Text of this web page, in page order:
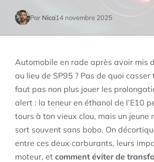
Par Nico14 novembre 2025
Automobile en rade après avoir mis
au lieu de SP95 ? Pas de quoi
faut pas non plus jouer les
alert : la teneur en éthanol de l’E10
tours à ton vieux clou, mais un jeune
sort souvent sans bobo. On
entre ces deux carburants, leurs
moteur, et comment éviter de